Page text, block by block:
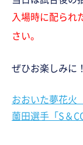
入場時に配られ
さい。
ぜひお楽しみに！
おおいた夢花火
薗田選手「S＆